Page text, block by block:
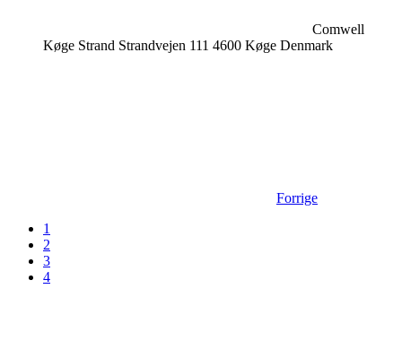
Comwell
Køge Strand Strandvejen 111 4600 Køge Denmark
Forrige
1
2
3
4